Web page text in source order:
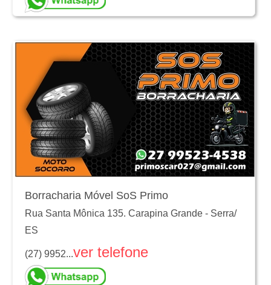
Borracharia Móvel SoS Primo
Rua Santa Mônica 135. Carapina Grande - Serra/
ES
(27) 9952...ver telefone